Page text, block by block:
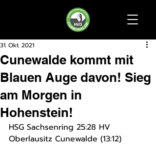
Cunewalde kommt mit
Blauen Auge davon! Sieg
am Morgen in
Hohenstein!
31. Okt. 2021
HSG Sachsenring 25:28 HV
Oberlausitz Cunewalde (13:12)